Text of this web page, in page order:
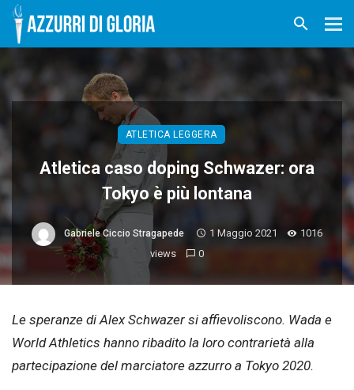
ATLETICA LEGGERA
Atletica caso doping Schwazer: ora
Tokyo è più lontana
Gabriele Ciccio Stragapede 1 Maggio 2021
1016
views
0
Le speranze di Alex Schwazer si affievoliscono. Wada e
World Athletics hanno ribadito la loro contrarietà alla
partecipazione del marciatore azzurro a Tokyo 2020.